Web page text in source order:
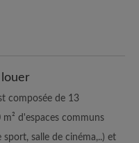
composée de 13
d'espaces communs
sport, salle de cinéma,..) et